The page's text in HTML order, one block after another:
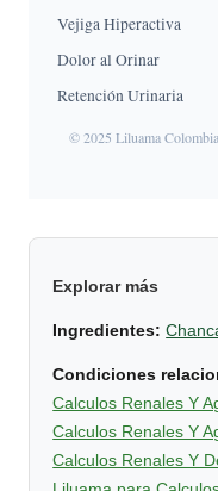
Vejiga Hiperactiva
Dolor al Orinar
Retención Urinaria
© 2025 Liluama
Explorar más
Ingredientes:
Condiciones
Calculos Renales Y
Calculos Renales Y
Calculos Renales Y